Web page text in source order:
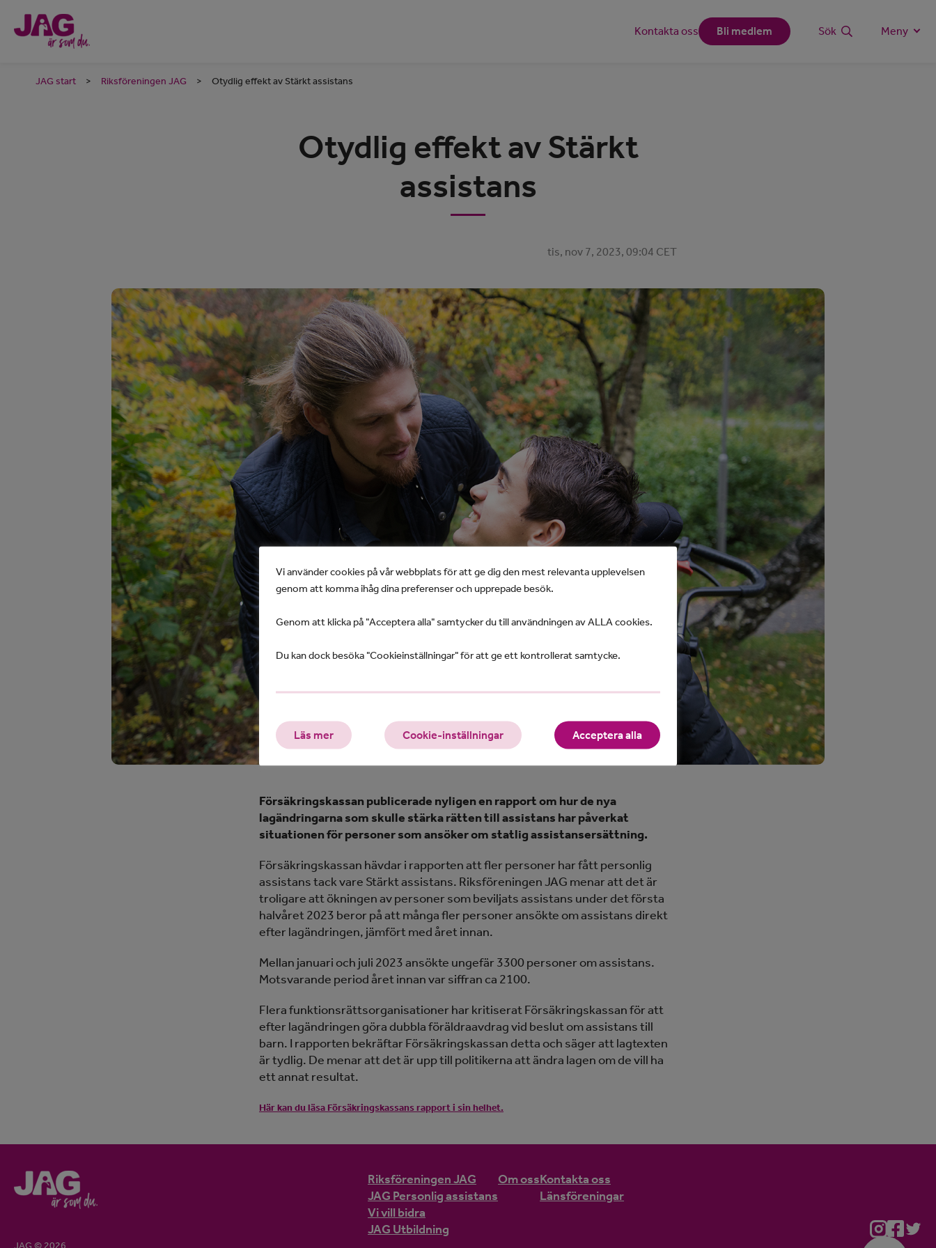
Kontakta oss Bli medlem Sök Meny
JAG start > Riksföreningen JAG > Otydlig effekt av Stärkt assistans
Otydlig effekt av Stärkt
assistans
tis, nov 7, 2023, 09:04 CET
Försäkringskassan publicerade nyligen en rapport om hur de nya
lagändringarna som skulle stärka rätten till assistans har påverkat
situationen för personer som ansöker om statlig assistansersättning.
Försäkringskassan hävdar i rapporten att fler personer har fått personlig
assistans tack vare Stärkt assistans. Riksföreningen JAG menar att det är
troligare att ökningen av personer som beviljats assistans under det första
halvåret 2023 beror på att många fler personer ansökte om assistans direkt
efter lagändringen, jämfört med året innan.
Mellan januari och juli 2023 ansökte ungefär 3300 personer om assistans.
Motsvarande period året innan var siffran ca 2100.
Flera funktionsrättsorganisationer har kritiserat Försäkringskassan för att
efter lagändringen göra dubbla föräldraavdrag vid beslut om assistans till
barn. I rapporten bekräftar Försäkringskassan detta och säger att lagtexten
är tydlig. De menar att det är upp till politikerna att ändra lagen om de vill ha
ett annat resultat.
Här kan du läsa Försäkringskassans rapport i sin helhet.
Riksföreningen JAG
JAG Personlig assistans
Vi vill bidra
JAG Utbildning
Om ossKontakta oss
Länsföreningar
Vi använder cookies på vår webbplats för att ge dig den mest relevanta upplevelsen
genom att komma ihåg dina preferenser och upprepade besök.
Genom att klicka på "Acceptera alla" samtycker du till användningen av ALLA cookies.
Du kan dock besöka "Cookieinställningar" för att ge ett kontrollerat samtycke.
Läs mer Cookie-inställningar Acceptera alla